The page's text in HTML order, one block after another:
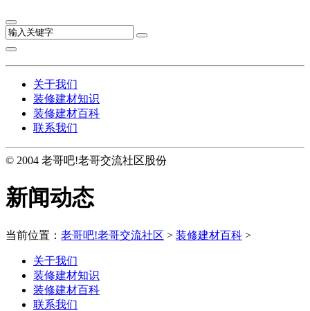
关于我们
装修建材知识
装修建材百科
联系我们
© 2004 老哥吧!老哥交流社区股份
新闻动态
当前位置： 老哥吧!老哥交流社区 > 装修建材百科 >
关于我们
装修建材知识
装修建材百科
联系我们